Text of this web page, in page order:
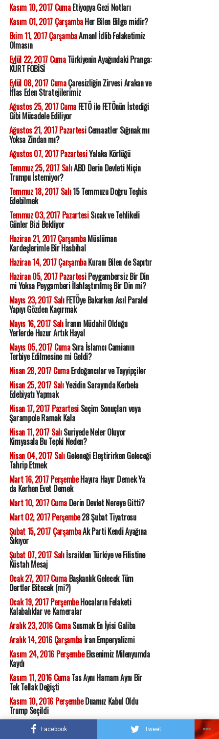
Facebook Tweet
Kasım 10, 2017 CumaEtiyopya Gezi Notları
Kasım 01, 2017 ÇarşambaHer Bilen Bilge midir?
Ekim 11, 2017 ÇarşambaAman! İdlib Felaketimiz
Olmasın
Eylül 22, 2017 CumaTürkiyenin Ayağındaki Pranga:
KÜRT FOBİSİ
Eylül 08, 2017 CumaÇaresizliğin Zirvesi Arakan ve
İflas Eden Stratejilerimiz
Ağustos 25, 2017 CumaFETÖ ile FETÖnün İstediği
Gibi Mücadele Ediliyor
Ağustos 21, 2017 PazartesiCemaatler Sığınak mı
Yoksa Zindan mı?
Ağustos 07, 2017 PazartesiYalaka Körlüğü
Temmuz 25, 2017 SalıABD Derin Devleti Niçin
Trumpu İstemiyor?
Temmuz 18, 2017 Salı15 Temmuzu Doğru Teşhis
Edebilmek
Temmuz 03, 2017 PazartesiSıcak ve Tehlikeli
Günler Bizi Bekliyor
Haziran 21, 2017 ÇarşambaMüslüman
Kardeşlerimle Bir Hasbihal
Haziran 14, 2017 ÇarşambaKuranı Bilen de Sapıtır
Haziran 05, 2017 PazartesiPeygambersiz Bir Din
mi Yoksa Peygamberi İlahlaştırılmış Bir Din mi?
Mayıs 23, 2017 SalıFETÖye Bakarken Asıl Paralel
Yapıyı Gözden Kaçırmak
Mayıs 16, 2017 Salıİranın Müdahil Olduğu
Yerlerde Huzur Artık Hayal
Mayıs 05, 2017 CumaSıra İslamcı Camianın
Terbiye Edilmesine mi Geldi?
Nisan 28, 2017 CumaErdoğancılar ve Tayyipçiler
Nisan 25, 2017 SalıYezidin Sarayında Kerbela
Edebiyatı Yapmak
Nisan 17, 2017 PazartesiSeçim Sonuçları veya
Şarampole Ramak Kala
Nisan 11, 2017 SalıSuriyede Neler Oluyor
Kimyasala Bu Tepki Neden?
Nisan 04, 2017 SalıGeleneği Eleştirirken Geleceği
Tahrip Etmek
Mart 16, 2017 PerşembeHayıra Hayır Demek Ya
da Kerhen Evet Demek
Mart 10, 2017 CumaDerin Devlet Nereye Gitti?
Mart 02, 2017 Perşembe28 Şubat Tiyatrosu
Şubat 15, 2017 ÇarşambaAk Parti Kendi Ayağına
Sıkıyor
Şubat 07, 2017 Salıİsrailden Türkiye ve Filistine
Küstah Mesaj
Ocak 27, 2017 CumaBaşkanlık Gelecek Tüm
Dertler Bitecek (mi?)
Ocak 19, 2017 PerşembeHocaların Felaketi
Kalabalıklar ve Kameralar
Aralık 23, 2016 CumaSusmak En İyisi Galiba
Aralık 14, 2016 Çarşambaİran Emperyalizmi
Kasım 24, 2016 PerşembeEksenimiz Milenyumda
Kaydı
Kasım 11, 2016 CumaTas Aynı Hamam Aynı Bir
Tek Tellak Değişti
Kasım 10, 2016 PerşembeDuamız Kabul Oldu
Trump Seçildi
Kasım 04, 2016 Cuma